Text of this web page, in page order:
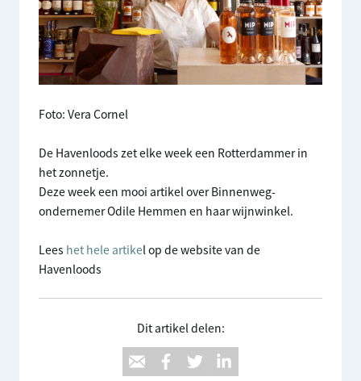
Foto: Vera Cornel
De Havenloods zet elke week een Rotterdammer in
het zonnetje.
Deze week een mooi artikel over Binnenweg-
ondernemer Odile Hemmen en haar wijnwinkel.
Lees het hele artikel op de website van de
Havenloods
Dit artikel delen: